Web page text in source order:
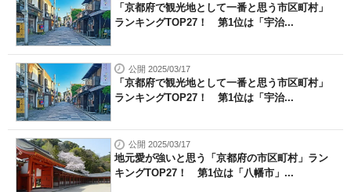
「京都府で観光地として一番と思う市区町村」
ランキングTOP27！ 第1位は「宇治...
公開 2025/03/17
「京都府で観光地として一番と思う市区町村」
ランキングTOP27！ 第1位は「宇治...
公開 2025/03/17
地元愛が強いと思う「京都府の市区町村」ラン
キングTOP27！ 第1位は「八幡市」...